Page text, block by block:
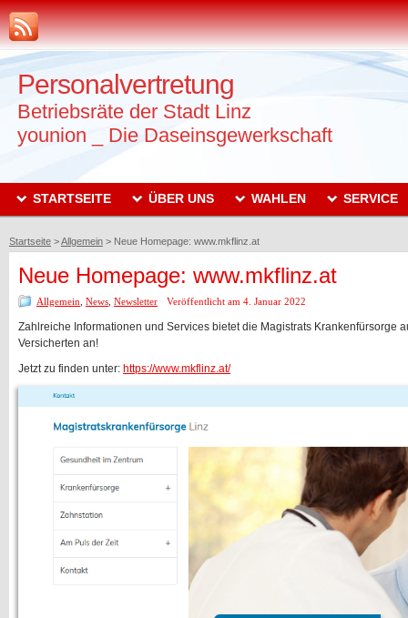
Personalvertretung
Betriebsräte der Stadt Linz
younion _ Die Daseinsgewerkschaft
STARTSEITE ÜBER UNS WAHLEN SERVICE
Startseite >Allgemein > Neue Homepage: www.mkflinz.at
Neue Homepage: www.mkflinz.at
Allgemein News Newsletter Veröffentlicht am 4. Januar 2022
Zahlreiche Informationen und Services bietet die Magistrats Krankenfürsorge
Versicherten an!
Jetzt zu finden unter: https://www.mkflinz.at/